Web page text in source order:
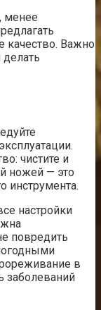
менее
качество. Важно
чистите и
ножей — это
инструмента.
настройки
повредить
в
заболеваний